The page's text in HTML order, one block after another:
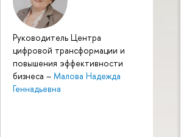
Руководитель Центра
цифровой трансформации и
повышения эффективности
бизнеса – Малова Надежда
Геннадьевна